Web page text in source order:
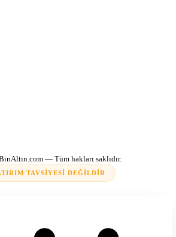
— Tüm hakları saklıdır.
TAVSIYESI DEĞILDIR